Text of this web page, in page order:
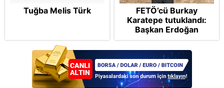
Tuğba Melis Türk
FETÖ’cü Burkay
Karatepe tutuklandı:
Başkan Erdoğan
şikayetçi oldu! 5 suçtan
dava talebi